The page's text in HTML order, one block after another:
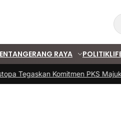
TANGERANG RAYA POLITIK
Tegaskan Komitmen PKS